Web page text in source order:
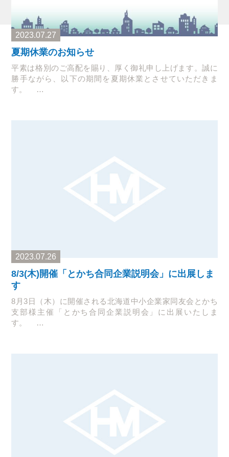
2023.07.27
夏期休業のお知らせ
平素は格別のご高配を賜り、厚く御礼申し上げます。誠に
勝手ながら、以下の期間を夏期休業とさせていただきま
す。 …
2023.07.26
8/3(木)開催「とかち合同企業説明会」に出展しま
す
8月3日（木）に開催される北海道中小企業家同友会とかち
支部様主催「とかち合同企業説明会」に出展いたしま
す。 …